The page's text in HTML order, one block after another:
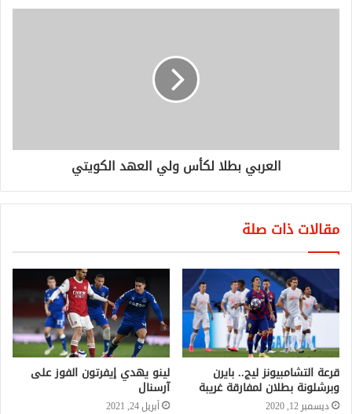
العربي بطلا لكأس ولي العهد الكويتي
مقالات ذات صلة
قرعة التشامبيونز ليج.. بايرن
وبرشلونة بطلان لمفارقة غريبة
ديسمبر 12, 2020
لينو يهدي إيفرتون الفوز على
آرسنال
أبريل 24, 2021